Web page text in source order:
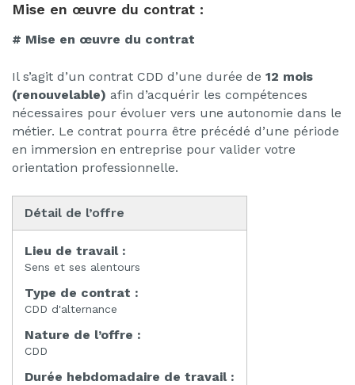
Mise en œuvre du contrat :
# Mise en œuvre du contrat
Il s’agit d’un contrat CDD d’une durée de 12 mois
(renouvelable) afin d’acquérir les compétences
nécessaires pour évoluer vers une autonomie dans le
métier. Le contrat pourra être précédé d’une période
en immersion en entreprise pour valider votre
orientation professionnelle.
Détail de l’offre
Lieu de travail :
Sens et ses alentours
Type de contrat :
CDD d'alternance
Nature de l’offre :
CDD
Durée hebdomadaire de travail :